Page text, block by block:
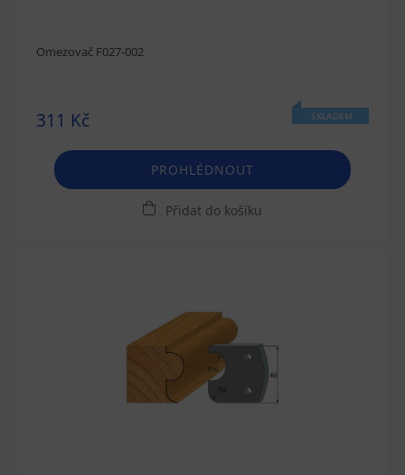
Omezovač F027-002
311 Kč SKLADEM
PROHLÉDNOUT
Přidat do košíku